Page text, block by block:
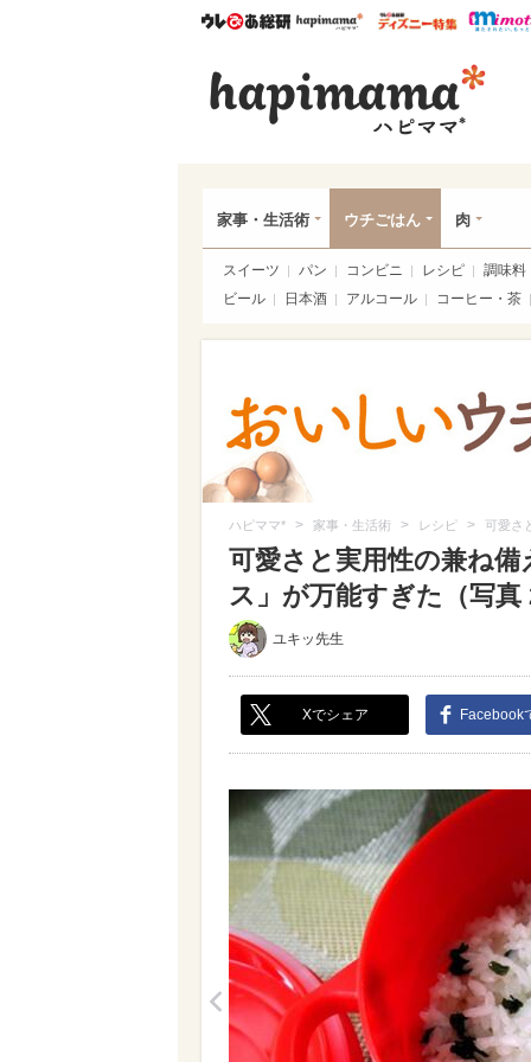
ウレぴあ総研ハピママ*
ウレぴ
家事・生活術 ウチごはん 肉
スイーツ パン コンビニ レシピ
調味料
ビール
日本酒 アルコール コーヒー・茶
ハピママ* > 家事・生活術 > レシピ > 可愛さ
可愛さと実用性の兼ね
ス」が万能すぎた（写真
ユキッ先生
Xでシェア Facebook